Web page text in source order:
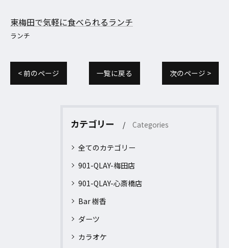
東梅田で気軽に食べられるランチ
ランチ
< 前のページ 一覧に戻る 次のページ >
カテゴリー Categories
全てのカテゴリー
901-QLAY-梅田店
901-QLAY-心斎橋店
Bar 樹香
ダーツ
カラオケ